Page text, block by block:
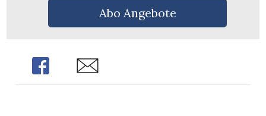
Abo Angebote
Share Share